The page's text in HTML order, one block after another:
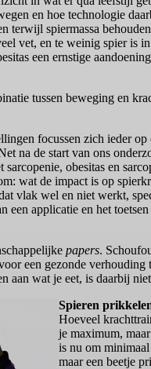
en hoe technologie
terwijl spiermassa
vet, en te weinig spier is
een ernstige
tussen beweging en
focussen zich ieder
na de start van ons
obesitas en
wat de impact is op
vlak wel en niet werkt,
applicatie en het
papers.
een gezonde
aan wat je eet, is daarbij
Spieren
Hoeveel
je maximum,
is nu om
maar een beetje